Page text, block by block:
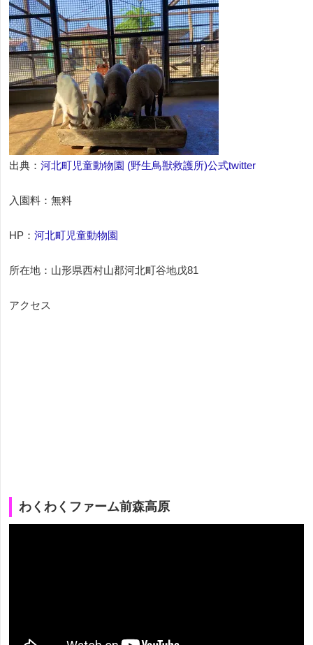
出典： 河北町児童動物園 (野生鳥獣救護所)公式twitter
入園料：無料
HP： 河北町児童動物園
所在地：山形県西村山郡河北町谷地戊81
アクセス
わくわくファーム前森高原